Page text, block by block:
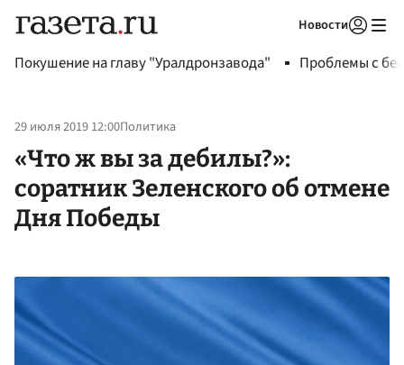
Новости
Покушение на главу "Уралдронзавода" Проблемы с
29 июля 2019 12:00Политика
«Что ж вы за дебилы?»:
соратник Зеленского об отмене
Дня Победы